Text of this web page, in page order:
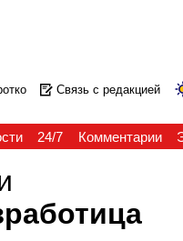
Связь с редакцией
24/7 Комментарии